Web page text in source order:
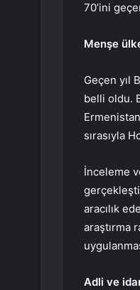
70’ini
Menşe
Geçen yıl
belli oldu.
sırasıyla
İnceleme
aracılık
araştırma
Adli ve